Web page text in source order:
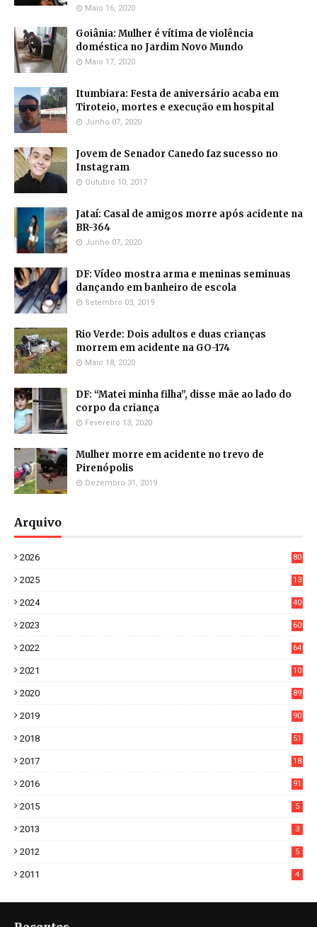
Maio 16, 2020
Goiânia: Mulher é vítima de violência
doméstica no Jardim Novo Mundo
Maio 17, 2020
Itumbiara: Festa de aniversário acaba em
Tiroteio, mortes e execução em hospital
Junho 07, 2020
Jovem de Senador Canedo faz sucesso no
Instagram
Outubro 10, 2017
Jataí: Casal de amigos morre após acidente na
BR-364
Junho 07, 2020
DF: Vídeo mostra arma e meninas seminuas
dançando em banheiro de escola
Setembro 03, 2019
Rio Verde: Dois adultos e duas crianças
morrem em acidente na GO-174
Maio 18, 2020
DF: “Matei minha filha”, disse mãe ao lado do
corpo da criança
Fevereiro 13, 2020
Mulher morre em acidente no trevo de
Pirenópolis
Dezembro 31, 2019
Arquivo
2026
80
2025
13
2024
40
2023
60
2022
64
2021
10
2020
89
2019
90
2018
51
2017
18
2016 91
2015 5
2013 3
2012 5
2011 4